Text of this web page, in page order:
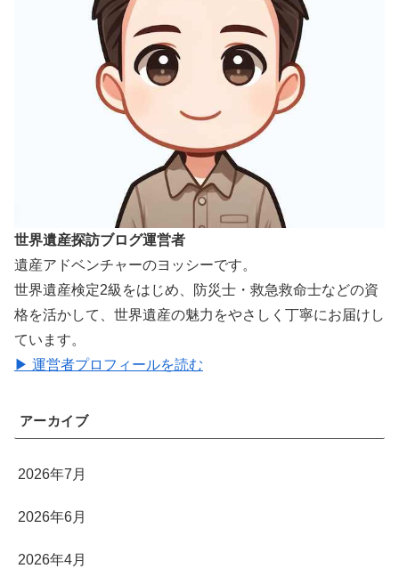
世界遺産探訪ブログ運営者
遺産アドベンチャーのヨッシーです。
世界遺産検定2級をはじめ、防災士・救急救命士などの資
格を活かして、世界遺産の魅力をやさしく丁寧にお届けし
ています。
▶ 運営者プロフィールを読む
アーカイブ
2026年7月
2026年6月
2026年4月